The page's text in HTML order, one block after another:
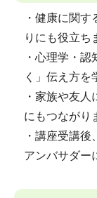
・健康に関
りにも役立ち
・心理学・
く」伝え方を
・家族や友
にもつながり
・講座受講
アンバサダー